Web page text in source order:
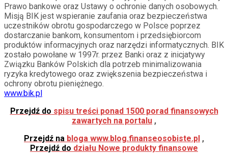
Prawo bankowe oraz Ustawy o ochronie danych osobowych.
Misją BIK jest wspieranie zaufania oraz bezpieczeństwa
uczestników obrotu gospodarczego w Polsce poprzez
dostarczanie bankom, konsumentom i przedsiębiorcom
produktów informacyjnych oraz narzędzi informatycznych. BIK
zostało powołane w 1997r. przez Banki oraz z inicjatywy
Związku Banków Polskich dla potrzeb minimalizowania
ryzyka kredytowego oraz zwiększenia bezpieczeństwa i
ochrony obrotu pieniężnego.
www.bik.pl
Przejdź do spisu treści ponad 1500 porad finansowych
zawartych na portalu ,
Przejdź na bloga www.blog.finanseosobiste.pl ,
Przejdź do działu Nowe produkty finansowe